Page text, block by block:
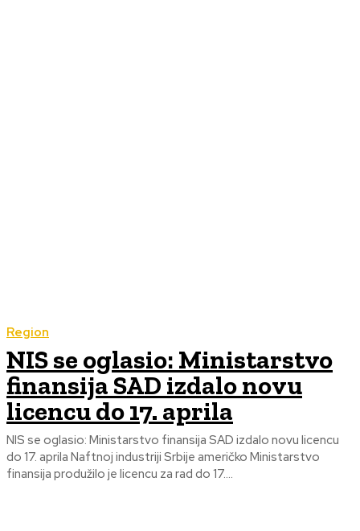
Region
NIS se oglasio: Ministarstvo
finansija SAD izdalo novu
licencu do 17. aprila
NIS se oglasio: Ministarstvo finansija SAD izdalo novu licencu
do 17. aprila Naftnoj industriji Srbije američko Ministarstvo
finansija produžilo je licencu za rad do 17....